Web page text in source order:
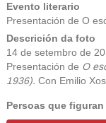
Evento literario
Presentación de O
Descrición da foto
14 de setembro de
Presentación de O
1936). Con Emilio
Persoas que